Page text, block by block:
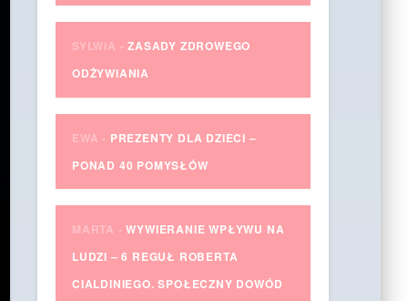
SYLWIA -ZASADY ZDROWEGO
ODŻYWIANIA
EWA - PREZENTY DLA DZIECI –
PONAD 40 POMYSŁÓW
MARTA -WYWIERANIE WPŁYWU NA
LUDZI – 6 REGUŁ ROBERTA
CIALDINIEGO. SPOŁECZNY DOWÓD